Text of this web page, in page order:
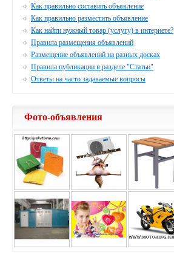
Как правильно составить объявление
Как правильно разместить объявление
Как найти нужный товар (услугу) в интернете?
Правила размещения объявлений
Размещение объявлений на разных досках
Правила публикации в разделе "Статьи"
Ответы на часто задаваемые вопросы
Фото-объявления